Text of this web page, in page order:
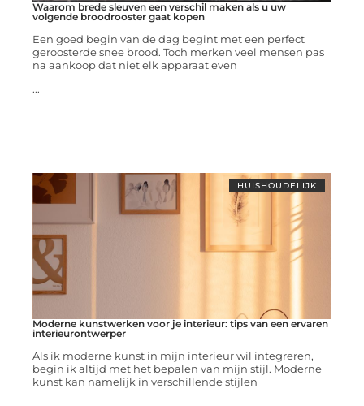
Waarom brede sleuven een verschil maken als u uw
volgende broodrooster gaat kopen
Een goed begin van de dag begint met een perfect
geroosterde snee brood. Toch merken veel mensen pas
na aankoop dat niet elk apparaat even
...
HUISHOUDELIJK
Moderne kunstwerken voor je interieur: tips van een ervaren
interieurontwerper
Als ik moderne kunst in mijn interieur wil integreren,
begin ik altijd met het bepalen van mijn stijl. Moderne
kunst kan namelijk in verschillende stijlen